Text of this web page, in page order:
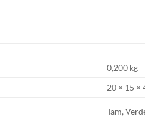
0,200 kg
20 × 15 ×
Tam,